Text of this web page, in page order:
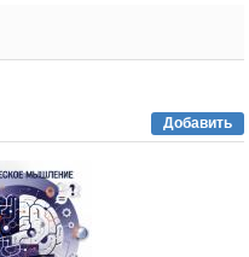
Добавить